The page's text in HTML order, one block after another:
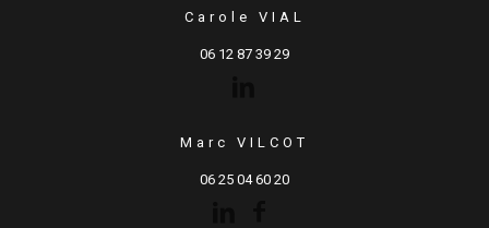
Carole VIAL
06 12 87 39 29
Marc VILCOT
06 25 04 60 20